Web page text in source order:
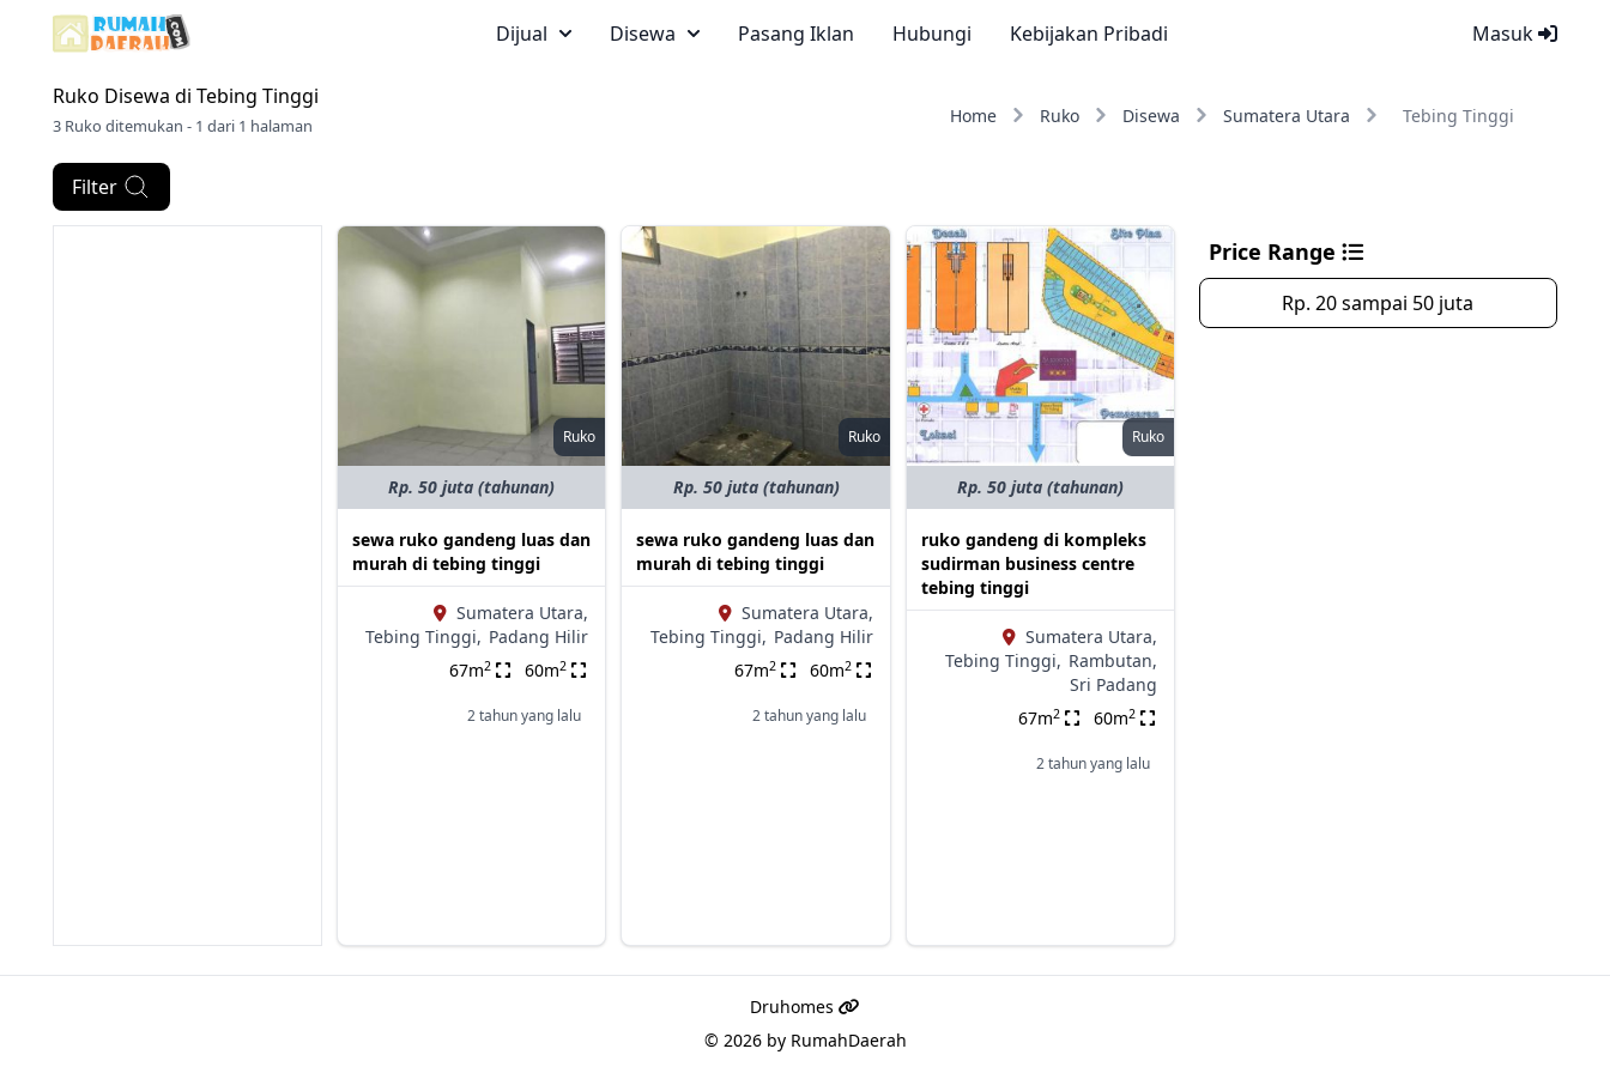
Masuk
Dijual Disewa Pasang Iklan Hubungi Kebijakan Pribadi
Ruko Disewa di Tebing Tinggi
3 Ruko ditemukan - 1 dari 1 halaman Home Ruko Disewa Sumatera Utara Tebing Tinggi
Filter
Ruko
Rp. 50 juta (tahunan)
sewa ruko gandeng luas dan
murah di tebing tinggi
Sumatera Utara,
Tebing Tinggi, Padang Hilir
67m2 60m2
2 tahun yang lalu
Ruko
Rp. 50 juta (tahunan)
sewa ruko gandeng luas dan
murah di tebing tinggi
Sumatera Utara,
Tebing Tinggi, Padang Hilir
67m2 60m2
2 tahun yang lalu
Ruko
Rp. 50 juta (tahunan)
ruko gandeng di kompleks
sudirman business centre
tebing tinggi
Sumatera Utara,
Tebing Tinggi, Rambutan,
Sri Padang
67m2 60m2
2 tahun yang lalu
Price Range
Rp. 20 sampai 50 juta
Druhomes
© 2026 by RumahDaerah